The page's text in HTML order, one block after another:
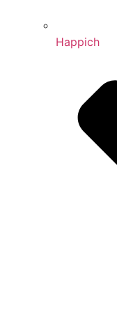
Happich